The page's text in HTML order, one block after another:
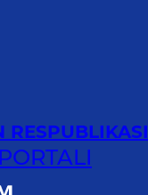
RESPUBLIKASI